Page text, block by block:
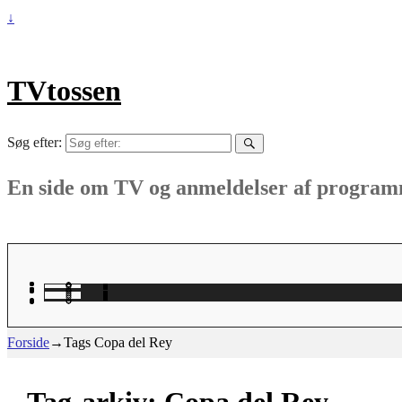
↓
TVtossen
Søg efter:
En side om TV og anmeldelser af
Forside→Tags Copa del Rey